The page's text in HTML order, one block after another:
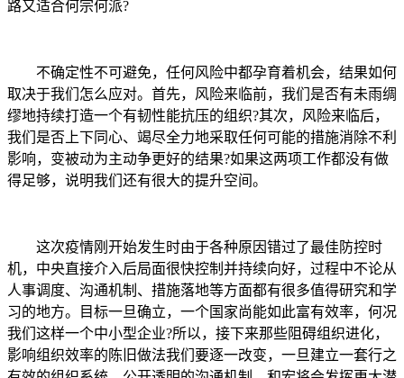
路又适合何宗何派?
不确定性不可避免，任何风险中都孕育着机会，结果如何
取决于我们怎么应对。首先，风险来临前，我们是否有未雨绸
缪地持续打造一个有韧性能抗压的组织?其次，风险来临后，
我们是否上下同心、竭尽全力地采取任何可能的措施消除不利
影响，变被动为主动争更好的结果?如果这两项工作都没有做
得足够，说明我们还有很大的提升空间。
这次疫情刚开始发生时由于各种原因错过了最佳防控时
机，中央直接介入后局面很快控制并持续向好，过程中不论从
人事调度、沟通机制、措施落地等方面都有很多值得研究和学
习的地方。目标一旦确立，一个国家尚能如此富有效率，何况
我们这样一个中小型企业?所以，接下来那些阻碍组织进化，
影响组织效率的陈旧做法我们要逐一改变，一旦建立一套行之